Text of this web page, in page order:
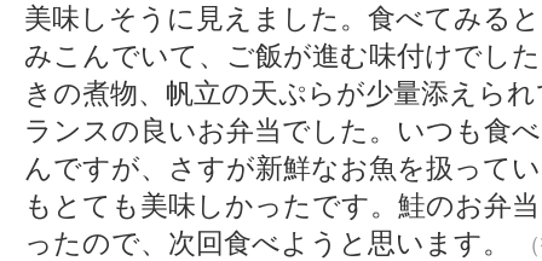
美味しそうに見えました。食べてみる
みこんでいて、ご飯が進む味付けでし
きの煮物、帆立の天ぷらが少量添えら
ランスの良いお弁当でした。いつも食
んですが、さすが新鮮なお魚を扱って
もとても美味しかったです。鮭のお弁
ったので、次回食べようと思います。